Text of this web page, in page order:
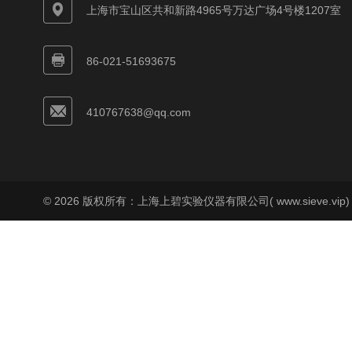
上海市宝山区共和新路4965号万达广场4号楼1207室
86-021-51693675
410767638@qq.com
© 2026 版权所有：上海上碧实验仪器有限公司(